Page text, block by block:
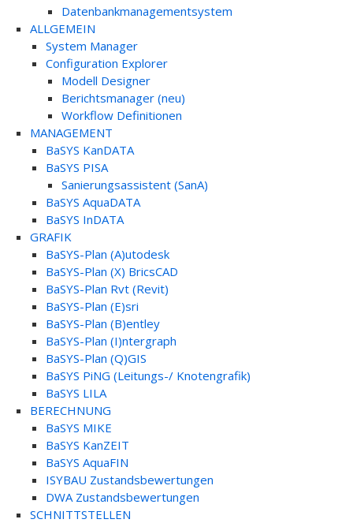
Datenbankmanagementsystem
ALLGEMEIN
System Manager
Configuration Explorer
Modell Designer
Berichtsmanager (neu)
Workflow Definitionen
MANAGEMENT
BaSYS KanDATA
BaSYS PISA
Sanierungsassistent (SanA)
BaSYS AquaDATA
BaSYS InDATA
GRAFIK
BaSYS-Plan (A)utodesk
BaSYS-Plan (X) BricsCAD
BaSYS-Plan Rvt (Revit)
BaSYS-Plan (E)sri
BaSYS-Plan (B)entley
BaSYS-Plan (I)ntergraph
BaSYS-Plan (Q)GIS
BaSYS PiNG (Leitungs-/ Knotengrafik)
BaSYS LILA
BERECHNUNG
BaSYS MIKE
BaSYS KanZEIT
BaSYS AquaFIN
ISYBAU Zustandsbewertungen
DWA Zustandsbewertungen
SCHNITTSTELLEN